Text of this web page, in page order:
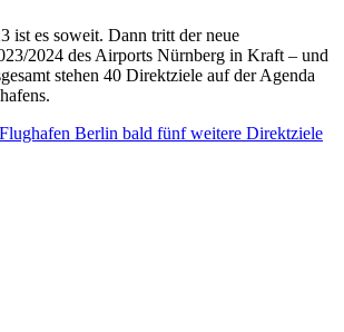
ist es soweit. Dann tritt der neue
2024 des Airports Nürnberg in Kraft – und
stehen 40 Direktziele auf der Agenda
Berlin bald fünf weitere Direktziele